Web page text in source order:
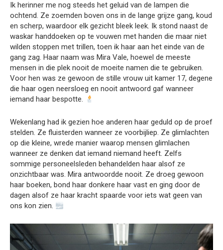
Ik herinner me nog steeds het geluid van de lampen die
ochtend. Ze zoemden boven ons in de lange grijze gang, koud
en scherp, waardoor elk gezicht bleek leek. Ik stond naast de
waskar handdoeken op te vouwen met handen die maar niet
wilden stoppen met trillen, toen ik haar aan het einde van de
gang zag. Haar naam was Mira Vale, hoewel de meeste
mensen in die plek nooit de moeite namen die te gebruiken.
Voor hen was ze gewoon de stille vrouw uit kamer 17, degene
die haar ogen neersloeg en nooit antwoord gaf wanneer
iemand haar bespotte.
Wekenlang had ik gezien hoe anderen haar geduld op de proef
stelden. Ze fluisterden wanneer ze voorbijliep. Ze glimlachten
op die kleine, wrede manier waarop mensen glimlachen
wanneer ze denken dat iemand niemand heeft. Zelfs
sommige personeelsleden behandelden haar alsof ze
onzichtbaar was. Mira antwoordde nooit. Ze droeg gewoon
haar boeken, bond haar donkere haar vast en ging door de
dagen alsof ze haar kracht spaarde voor iets wat geen van
ons kon zien.